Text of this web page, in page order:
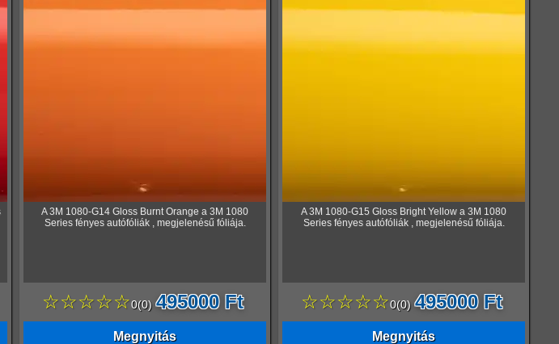
A 3M 1080-G14 Gloss Burnt Orange a 3M 1080
Series fényes autófóliák , megjelenésű fóliája.
☆☆☆☆☆0(0) 495000 Ft
Megnyitás
A 3M 1080-G15 Gloss Bright Yellow a 3M 1080
Series fényes autófóliák , megjelenésű fóliája.
☆☆☆☆☆0(0) 495000 Ft
Megnyitás